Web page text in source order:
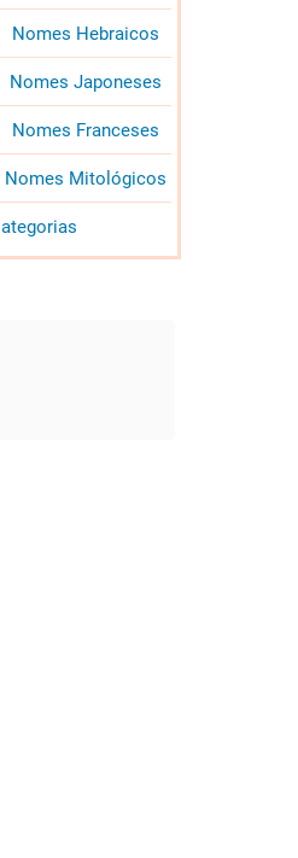
Nomes Hebraicos
Nomes Japoneses
Nomes Franceses
Nomes Mitológicos